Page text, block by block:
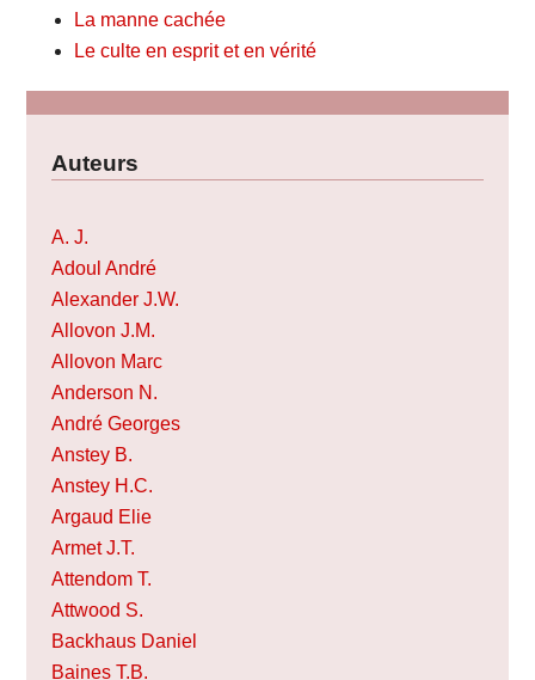
La manne cachée
Le culte en esprit et en vérité
Auteurs
A. J.
Adoul André
Alexander J.W.
Allovon J.M.
Allovon Marc
Anderson N.
André Georges
Anstey B.
Anstey H.C.
Argaud Elie
Armet J.T.
Attendom T.
Attwood S.
Backhaus Daniel
Baines T.B.